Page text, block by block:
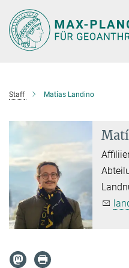
Hauptinhalt
Staff Matías Landino